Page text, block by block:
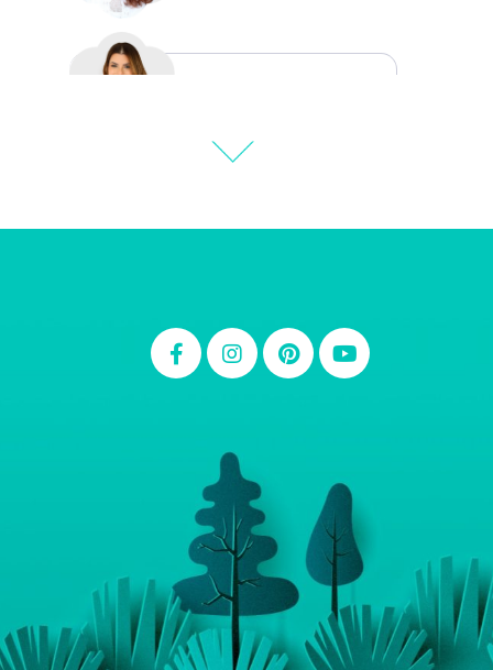
Carla Eschberger
Carol Pessoa
Ju Mirthes